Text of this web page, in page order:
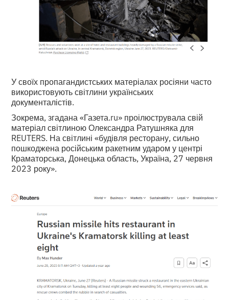
У своїх пропагандистських матеріалах росіяни часто
використовують світлини українських
документалістів.
Зокрема, згадана «Газета.ru» проілюструвала свій
матеріал світлиною Олександра Ратушняка для
REUTERS. На світлині «будівля ресторану, сильно
пошкоджена російським ракетним ударом у центрі
Краматорська, Донецька область, Україна, 27 червня
2023 року».